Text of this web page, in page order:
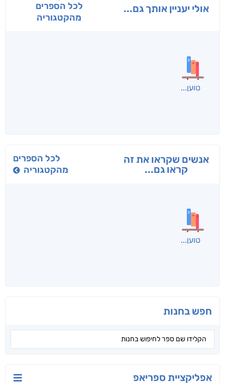
אולי יעניין אותך גם...
לכל הספרים
מהקטגוריה
בפנוכו
חני שאטן
תרדמת
א. פ.
אנשים שקראו את זה